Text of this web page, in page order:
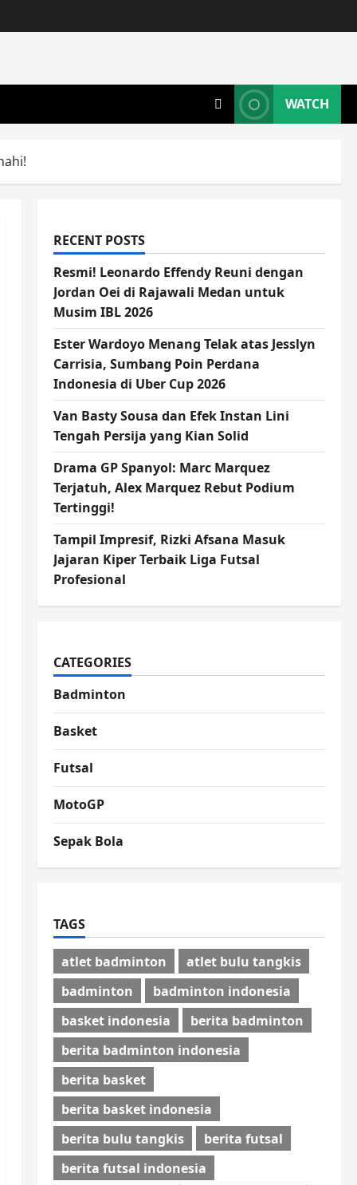
WATCH
RECENT POSTS
Resmi! Leonardo Effendy Reuni dengan
Jordan Oei di Rajawali Medan untuk
Musim IBL 2026
Ester Wardoyo Menang Telak atas Jesslyn
Carrisia, Sumbang Poin Perdana
Indonesia di Uber Cup 2026
Van Basty Sousa dan Efek Instan Lini
Tengah Persija yang Kian Solid
Drama GP Spanyol: Marc Marquez
Terjatuh, Alex Marquez Rebut Podium
Tertinggi!
Tampil Impresif, Rizki Afsana Masuk
Jajaran Kiper Terbaik Liga Futsal
Profesional
CATEGORIES
Badminton
Basket
Futsal
MotoGP
Sepak Bola
TAGS
atlet badminton
atlet bulu tangkis
badminton
badminton indonesia
basket indonesia
berita badminton
berita badminton indonesia
berita basket
berita basket indonesia
berita bulu tangkis
berita futsal
berita futsal indonesia